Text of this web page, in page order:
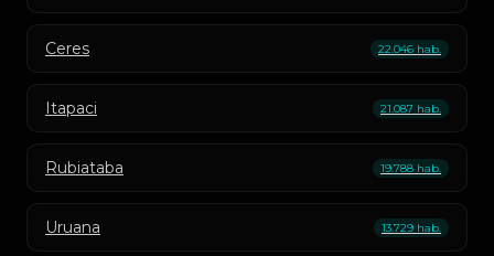
Ceres 22.046 hab.
Itapaci 21.087 hab.
Rubiataba 19.788 hab.
Uruana 13.729 hab.